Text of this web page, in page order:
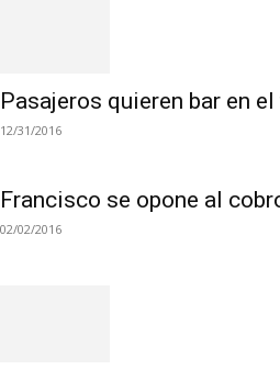
Pasajeros quieren bar en el
12/31/2016
Francisco se opone al
02/02/2016